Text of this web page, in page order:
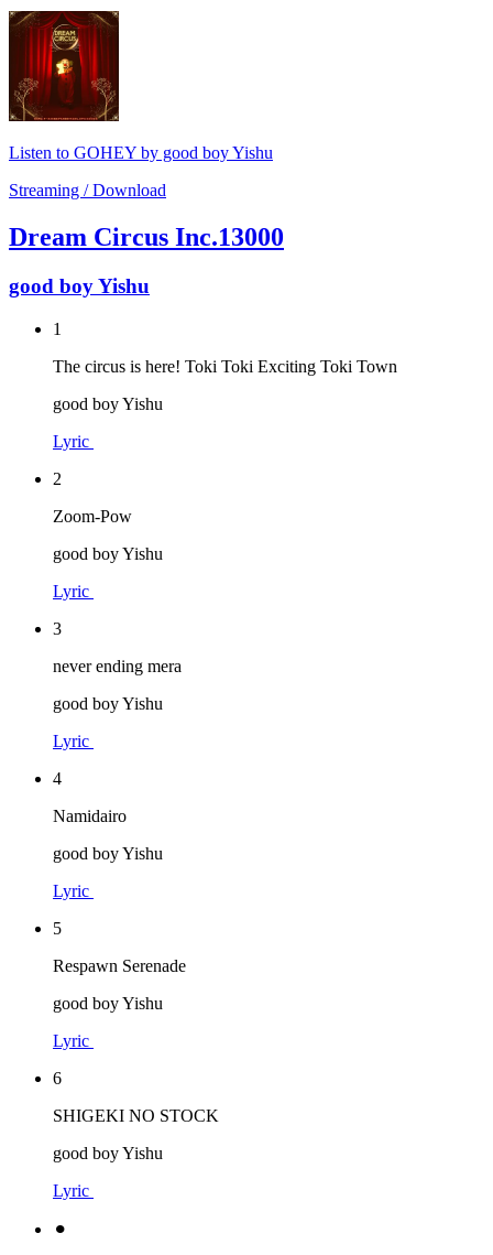
Listen to GOHEY by good boy Yishu
Streaming / Download
Dream Circus Inc.13000
good boy Yishu
1
The circus is here! Toki Toki Exciting Toki Town
good boy Yishu
Lyric
2
Zoom-Pow
good boy Yishu
Lyric
3
never ending mera
good boy Yishu
Lyric
4
Namidairo
good boy Yishu
Lyric
5
Respawn Serenade
good boy Yishu
Lyric
6
SHIGEKI NO STOCK
good boy Yishu
Lyric
⚫︎